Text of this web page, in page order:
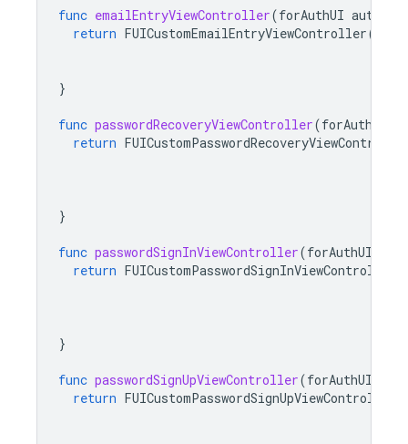
func emailEntryViewController(forAuthUI authUI
return FUICustomEmailEntryViewController(
}
func passwordRecoveryViewController(forAuthUI
return
}
func passwordSignInViewController(forAuthUI
return FUICustomPasswordSignInViewController
}
func passwordSignUpViewController(forAuthUI
return FUICustomPasswordSignUpViewController